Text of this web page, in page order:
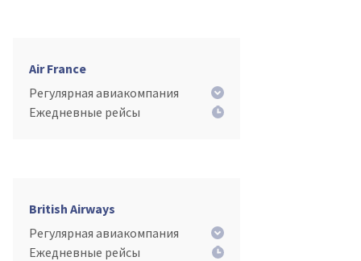
Air France
Регулярная авиакомпания
Ежедневные рейсы
British Airways
Регулярная авиакомпания
Ежедневные рейсы